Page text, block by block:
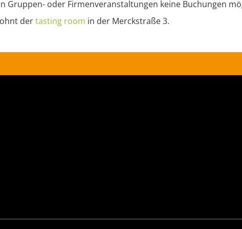
Gruppen- oder Firmenveranstaltungen keine Buchungen
dertasting room in der Merckstraße 3.